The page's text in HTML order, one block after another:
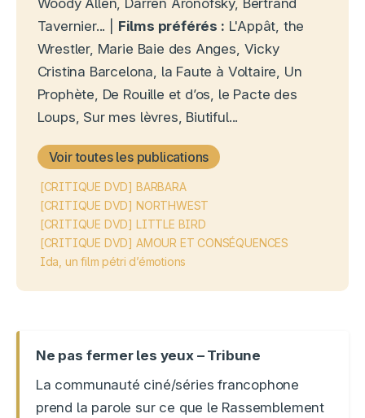
Tavernier... | Films préférés : L'Appât, the
Wrestler, Marie Baie des Anges, Vicky
Cristina Barcelona, la Faute à Voltaire, Un
Prophète, De Rouille et d’os, le Pacte des
Loups, Sur mes lèvres, Biutiful...
Voir toutes les publications
[CRITIQUE DVD] BARBARA
[CRITIQUE DVD] NORTHWEST
[CRITIQUE DVD] LITTLE BIRD
[CRITIQUE DVD] AMOUR ET CONSÉQUENCES
Ida, un film pétri d’émotions
Ne pas fermer les yeux – Tribune
La communauté ciné/séries francophone
prend la parole sur ce que le Rassemblement